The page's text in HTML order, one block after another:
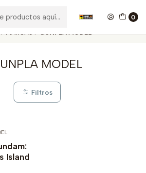
0
MARCAS GUNPLA MODEL
MODEL
Filtros
Island